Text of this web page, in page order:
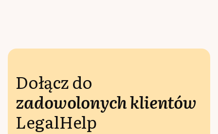
Dołącz do
zadowolonych klientów
LegalHelp